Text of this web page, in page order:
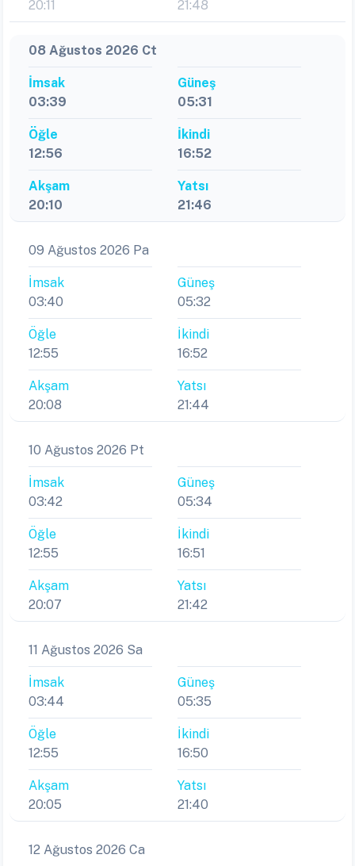
20:11
21:48
08 Ağustos 2026 Ct
İmsak
03:39
Güneş
05:31
Öğle
12:56
İkindi
16:52
Akşam
20:10
Yatsı
21:46
09 Ağustos 2026 Pa
İmsak
03:40
Güneş
05:32
Öğle
12:55
İkindi
16:52
Akşam
20:08
Yatsı
21:44
10 Ağustos 2026 Pt
İmsak
03:42
Güneş
05:34
Öğle
12:55
İkindi
16:51
Akşam
20:07
Yatsı
21:42
11 Ağustos 2026 Sa
İmsak
03:44
Güneş
05:35
Öğle
12:55
İkindi
16:50
Akşam
20:05
Yatsı
21:40
12 Ağustos 2026 Ca